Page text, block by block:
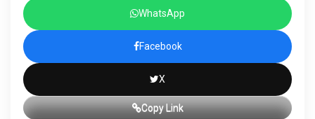
WhatsApp
Facebook
X
Copy Link